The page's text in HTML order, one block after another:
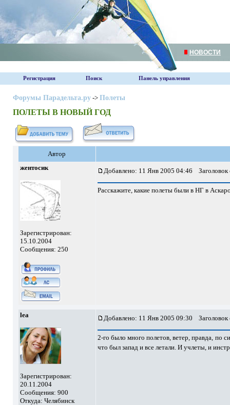
НОВОСТИ
Регистрация Поиск Панель управления
Форумы Парадельта.ру-> Полеты
ПОЛЕТЫ В НОВЫЙ ГОД
Автор
жентосик
Зарегистрирован:
15.10.2004
Сообщения: 250
Добавлено: 11 Янв 2005 04:46
Расскажите, какие полеты были в НГ в
lea
Зарегистрирован:
20.11.2004
Сообщения: 900
Откуда: Челябинск
Добавлено: 11 Янв 2005 09:30
2-го было много полетов, ветер, правда, по
что был запад и все летали. И учлеты, и